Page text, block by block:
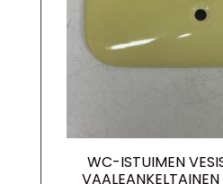
WC-ISTUIMEN